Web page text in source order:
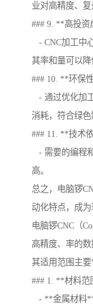
业对高精度、复
### 9. **高投资
- CNC加工中
其率和量可以降
### 10. **环保
- 通过优化加
消耗，符合绿色
### 11. **技术
- 需要的编程
高。
总之，电脑锣
动化特点，成为
电脑锣CNC（
高精度、率的数
其适用范围主要
### 1. **材料范
- **金属材料